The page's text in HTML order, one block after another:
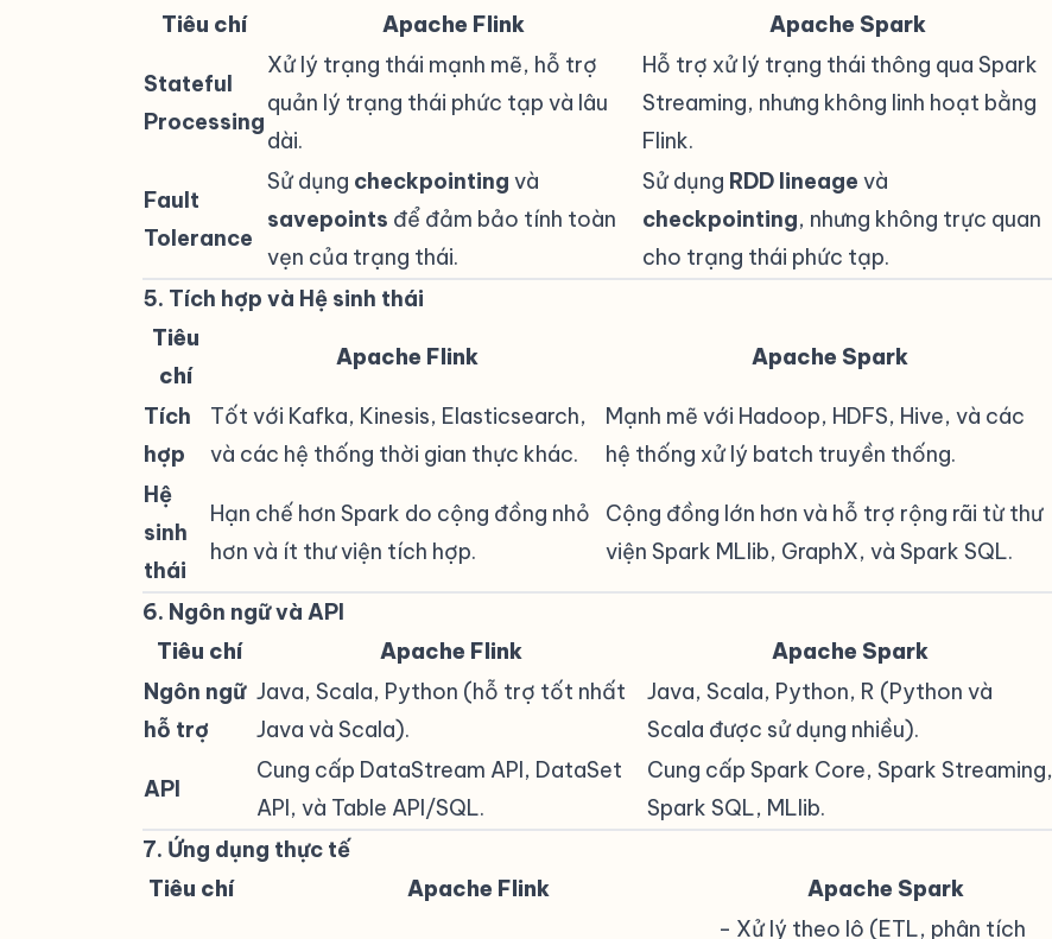
Tiêu chí
Apache Flink Apache Spark
Stateful
Processing
Xử lý trạng thái mạnh mẽ, hỗ trợ
quản lý trạng thái phức tạp và lâu
dài.
Hỗ trợ xử lý trạng thái thông qua Spark
Streaming, nhưng không linh hoạt bằng
Flink.
Fault
Tolerance
Sử dụng checkpointing và
savepoints để đảm bảo tính toàn
vẹn của trạng thái.
Sử dụng RDD lineage và
checkpointing, nhưng không trực quan
cho trạng thái phức tạp.
5. Tích hợp và Hệ sinh thái
Tiêu
chí
Apache Flink Apache Spark
Tích
hợp
Tốt với Kafka, Kinesis, Elasticsearch,
và các hệ thống thời gian thực khác.
Mạnh mẽ với Hadoop, HDFS, Hive, và các
hệ thống xử lý batch truyền thống.
Hệ
sinh
thái
Hạn chế hơn Spark do cộng đồng nhỏ
hơn và ít thư viện tích hợp.
Cộng đồng lớn hơn và hỗ trợ rộng rãi từ thư
viện Spark MLlib, GraphX, và Spark SQL.
6. Ngôn ngữ và API
Tiêu chí
Apache Flink
Apache Spark
Ngôn ngữ
hỗ trợ
Java, Scala, Python (hỗ trợ tốt nhất
Java và Scala).
Java, Scala, Python, R (Python và
Scala được sử dụng nhiều).
API
Cung cấp DataStream API, DataSet
API, và Table API/SQL.
Cung cấp Spark Core, Spark Streaming,
Spark SQL, MLlib.
7. Ứng dụng thực tế
Tiêu chí
Apache Flink Apache Spark
- Xử lý theo lô (ETL, phân tích